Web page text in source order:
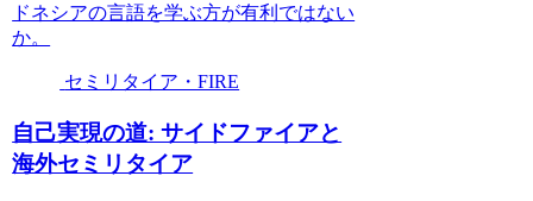
ドネシアの言語を学ぶ方が有利ではない
か。
セミリタイア・FIRE
自己実現の道: サイドファイアと
海外セミリタイア